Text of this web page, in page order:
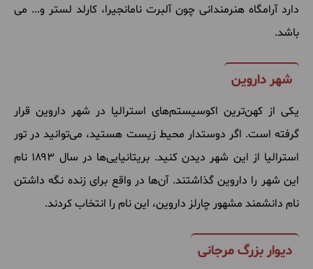
دارد آرامگاه هنرمندانی چون آلبرت نامانجیرا، کارلد لستر و... می
باشد.
شهر داروین
یکی از کهنترین اکوسیستمهای استرالیا در شهر داروین قرار
گرفته است. اگر دوستدار محیط زیست هستید، میتوانید در تور
استرالیا از این شهر دیدن کنید. بریتانیاییها در سال ۱۸۹۳ نام
این شهر را داروین گذاشتند.آنها در واقع برای زنده نگه داشتن
نام دانشمند مشهور چارلز داروین، ایننام را انتخابکردند.
دیوار بزرگ مرجانی